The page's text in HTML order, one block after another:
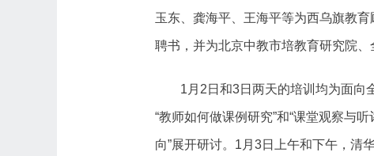
玉东、龚海平、王海平等为西乌旗教
聘书，并为北京中教市培教育研究院
1月2日和3日两天的培训均为面向
“教师如何做课例研究”和“课堂观察与
向”展开研讨。1月3日上午和下午，清